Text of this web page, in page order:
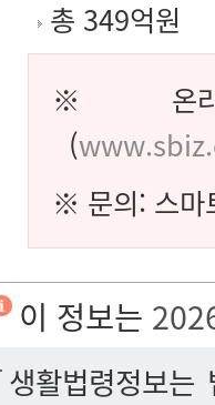
총 349억원
※ 온라
(
※ 문의: 스마
이 정보는
생활법령정보